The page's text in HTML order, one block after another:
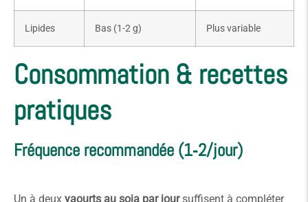
Lipides Bas (1-2 g) Plus variable
Consommation & recettes
pratiques
Fréquence recommandée (1‑2/jour)
Un à deux yaourts au soja par joursuffisent à compléter